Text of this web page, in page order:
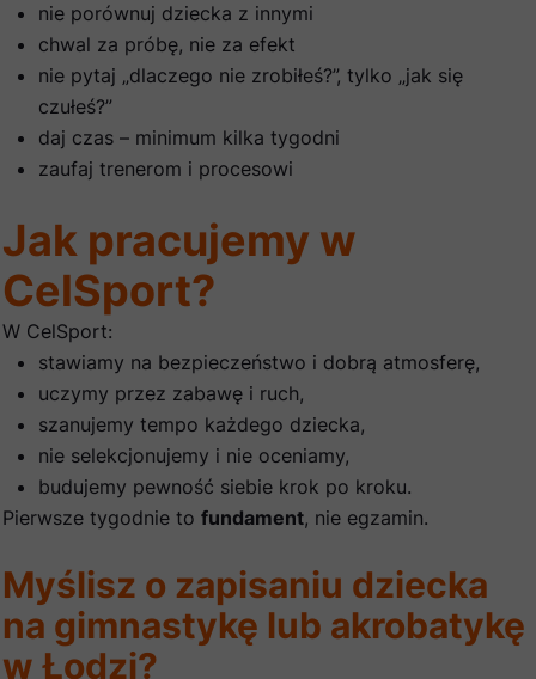
nie porównuj dziecka z innymi
chwal za próbę, nie za efekt
nie pytaj „dlaczego nie zrobiłeś?”, tylko „jak się
czułeś?”
daj czas – minimum kilka tygodni
zaufaj trenerom i procesowi
Jak pracujemy w
CelSport?
W CelSport:
stawiamy na bezpieczeństwo i dobrą atmosferę,
uczymy przez zabawę i ruch,
szanujemy tempo każdego dziecka,
nie selekcjonujemy i nie oceniamy,
budujemy pewność siebie krok po kroku.
Pierwsze tygodnie to fundament, nie egzamin.
Myślisz o zapisaniu dziecka
na gimnastykę lub akrobatykę
w Łodzi?